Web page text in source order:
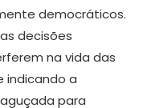
democráticos.
decisões
na vida das
indicando a
para